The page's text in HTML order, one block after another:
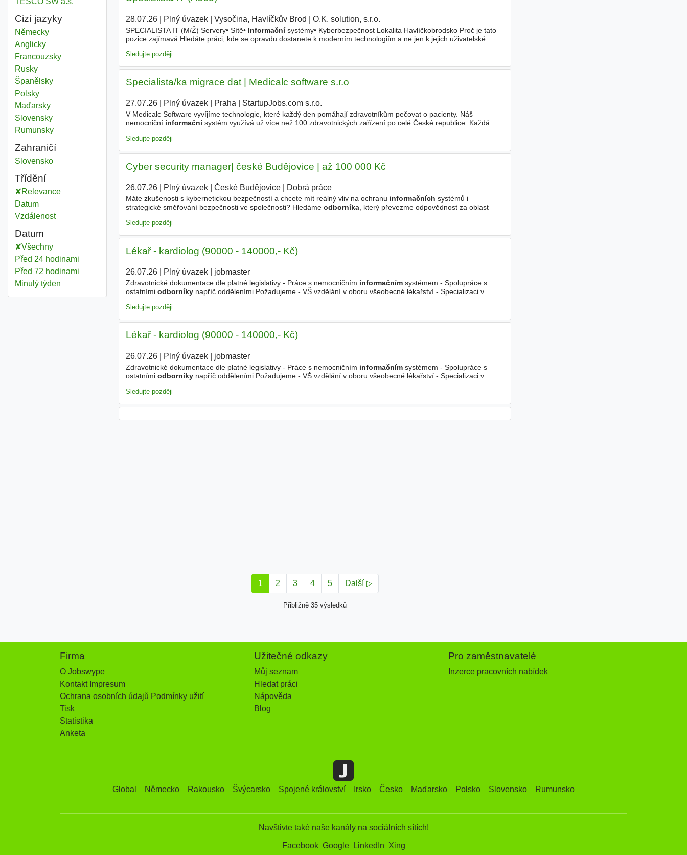
Cizí jazyky
Německy
Anglicky
Francouzsky
Rusky
Španělsky
Polsky
Maďarsky
Slovensky
Rumunsky
Zahraničí
Informační odborník
Slovensko
Třídění
Relevance
Datum
Vzdálenost
Datum
Všechny
Před 24 hodinami
Před 72 hodinami
Minulý týden
28.07.26| Plný úvazek| Vysočina, Havlíčkův Brod O.K. solution, s.r.o.
SPECIALISTA IT (M/Ž) Servery• Sítě• Informačnísystémy• Kyberbezpečnost Lokalita Havlíčkobrodsko Proč je tato
pozice zajímavá Hledáte práci, kde se opravdu dostanete k moderním technologiím a ne jen k jejich uživatelské
Sledujte později
Specialista/ka migrace dat | Medicalc software s.r.o
27.07.26| Plný úvazek| Praha| StartupJobs.com s.r.o.
V Medicalc Software vyvíjíme technologie, které každý den pomáhají zdravotníkům pečovat o pacienty. Náš
nemocniční informačnísystém využívá už více než 100 zdravotnických zařízení po celé České republice. Každá
Sledujte později
Cyber security manager| české Budějovice | až 100 000 Kč
26.07.26| Plný úvazek| České Budějovice| Dobrá práce
Máte zkušenosti s kybernetickou bezpečností a chcete mít reálný vliv na ochranu informačních systémů i
strategické směřování bezpečnosti ve společnosti? Hledáme odborníka, který převezme odpovědnost za oblast
Sledujte později
Lékař - kardiolog (90000 - 140000,- Kč)
26.07.26| Plný úvazek| jobmaster
Zdravotnické dokumentace dle platné legislativy - Práce s nemocničním informačnímsystémem - Spolupráce s
ostatními odborníkynapříč odděleními Požadujeme - VŠ vzdělání v oboru všeobecné lékařství - Specializaci v
Sledujte později
Lékař - kardiolog (90000 - 140000,- Kč)
26.07.26| Plný úvazek| jobmaster
Zdravotnické dokumentace dle platné legislativy - Práce s nemocničním informačnímsystémem - Spolupráce s
ostatními odborníkynapříč odděleními Požadujeme - VŠ vzdělání v oboru všeobecné lékařství - Specializaci v
Sledujte později
1 2 3 4 5 Další ▷
Přibližně 35 výsledků
Firma
O Jobswype
Kontakt Impresum
Ochrana osobních údajů Podmínky užití
Tisk
Statistika
Anketa
Užitečné odkazy
Můj seznam
Hledat práci
Nápověda
Blog
Pro zaměstnavatelé
Inzerce pracovních nabídek
Global Německo Rakousko Švýcarsko Spojené království Irsko Česko Maďarsko Polsko Slovensko Rumunsko
Navštivte také naše kanály na sociálních sítích!
Facebook Google LinkedIn Xing